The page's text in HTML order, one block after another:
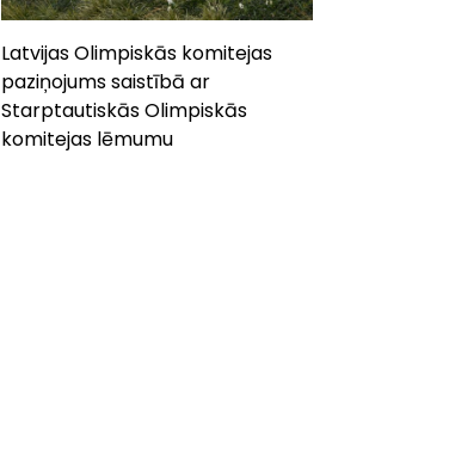
Latvijas Olimpiskās komitejas
paziņojums saistībā ar
Starptautiskās Olimpiskās
komitejas lēmumu